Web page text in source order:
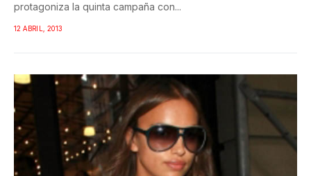
protagoniza la quinta campaña con...
12 ABRIL, 2013